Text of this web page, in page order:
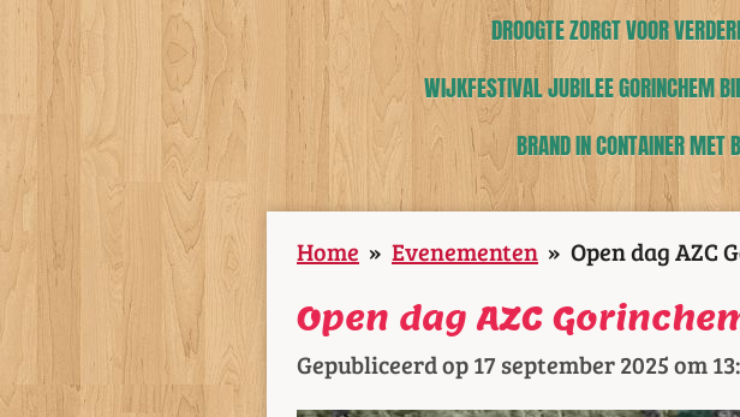
DROOGTE ZORGT VOOR
WIJKFESTIVAL JUBILEE GORINCHEM
BRAND IN CONTAINER MET
Home » Evenementen » Open dag AZC
Open dag AZC
Gepubliceerd op 17 september 2025 om